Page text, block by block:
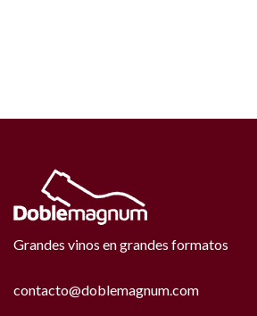
Grandes vinos en grandes formatos
contacto@doblemagnum.com